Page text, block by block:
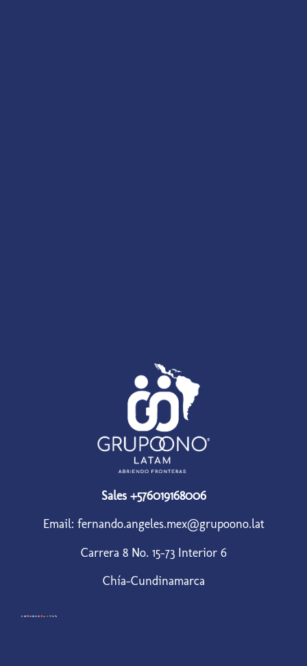
Sales +576019168006
Email: fernando.angeles.mex@grupoono.lat
Carrera 8 No. 15-73 Interior 6
Chía-Cundinamarca